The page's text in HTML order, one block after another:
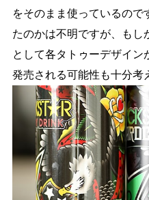
をそのまま使っているので
たのかは不明ですが、もし
として各タトゥーデザイン
発売される可能性も十分考